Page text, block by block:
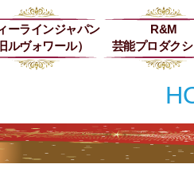
ーラインジャパン
ルヴォワール）
R&M
芸能プロダク